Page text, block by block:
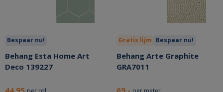
Bespaar nu!
Behang Esta Home Art
Deco 139227
44,95
Gratis lijm Bespaar nu!
Behang Arte Graphite
GRA7011
69,-